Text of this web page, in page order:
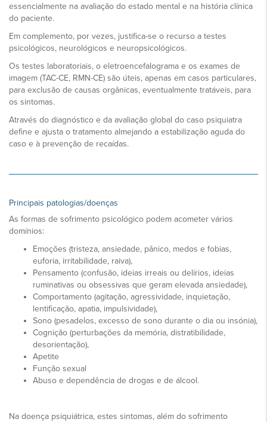
essencialmente na avaliação do estado mental e na história clínica
do paciente.
Em complemento, por vezes, justifica-se o recurso a testes
psicológicos, neurológicos e neuropsicológicos.
Os testes laboratoriais, o eletroencefalograma e os exames de
imagem (TAC-CE, RMN-CE) são úteis, apenas em casos particulares,
para exclusão de causas orgânicas, eventualmente tratáveis, para
os sintomas.
Através do diagnóstico e da avaliação global do caso psiquiatra
define e ajusta o tratamento almejando a estabilização aguda do
caso e à prevenção de recaídas.
Principais patologias/doenças
As formas de sofrimento psicológico podem acometer vários
domínios:
Emoções (tristeza, ansiedade, pânico, medos e fobias,
euforia, irritabilidade, raiva),
Pensamento (confusão, ideias irreais ou delírios, ideias
ruminativas ou obsessivas que geram elevada ansiedade),
Comportamento (agitação, agressividade, inquietação,
lentificação, apatia, impulsividade),
Sono (pesadelos, excesso de sono durante o dia ou insónia),
Cognição (perturbações da memória, distratibilidade,
desorientação),
Apetite
Função sexual
Abuso e dependência de drogas e de álcool.
Na doença psiquiátrica, estes sintomas, além do sofrimento